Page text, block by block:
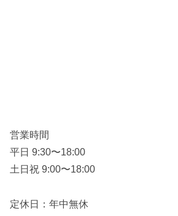
営業時間
平日 9:30〜18:00
土日祝 9:00〜18:00
定休日：年中無休